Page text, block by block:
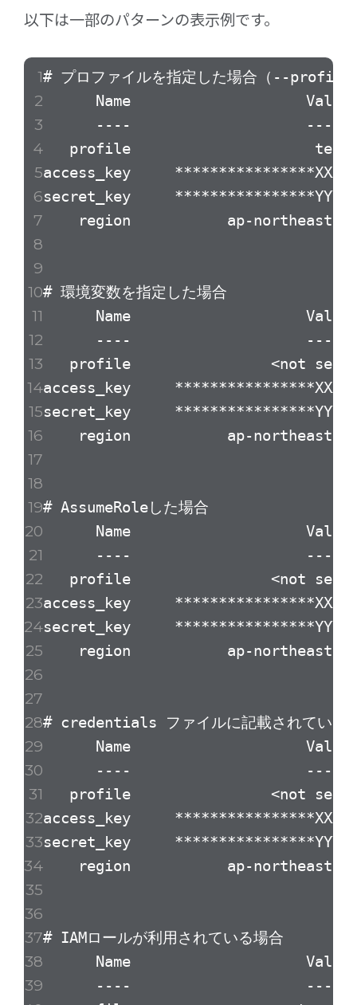
以下は一部のパターンの表示例です。
# プロファイルを指定した場合（--
Name Value
---- -----
profile test
access_key
secret_key
region ap-northeast-3
# 環境変数を指定した場合
Name Value
---- -----
profile <not set>
access_key
secret_key
region ap-northeast-1 env
# AssumeRoleした場合
Name Value
---- -----
profile <not set>
access_key
secret_key
region ap-northeast-1
# credentials ファイルに記載されている
Name Value
---- -----
profile <not set>
access_key
secret_key
region ap-northeast-1
# IAMロールが利用されている場合
Name Value
---- -----